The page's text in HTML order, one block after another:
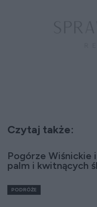
Czytaj także:
Pogórze Wiśnickie
palm i kwitnących
PODRÓŻE